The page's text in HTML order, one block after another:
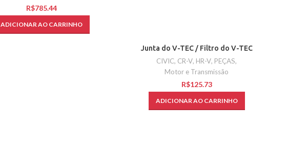
R$
ADICIONAR AO CARRINHO
Junta do V-TEC / Filtro do V-TEC
CIVIC, CR-V, HR-V, PEÇAS,
Motor e Transmissão
R$
ADICIONAR AO CARRINHO